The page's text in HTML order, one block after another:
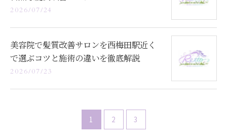
2026/07/24
美容院で髪質改善サロンを西梅田駅近く
で選ぶコツと施術の違いを徹底解説
2026/07/23
1 2 3